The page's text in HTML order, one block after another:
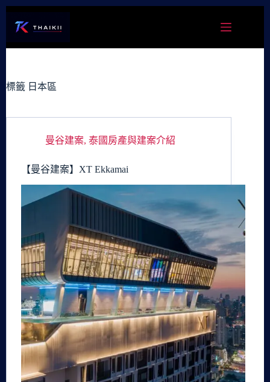
容
標籤 日本區
曼谷建案, 泰國房產與建案介紹
【曼谷建案】XT Ekkamai